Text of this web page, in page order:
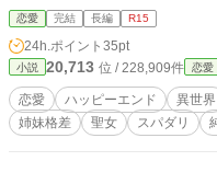
フォン・ピースレイヤーの元に嫁がされてしまう。
ったが、それは幸せという言葉を
変える、そして世界の運命をも揺
これは、一人の少女が生まれた意
り、とある幸せな夫婦の物語である。 ※この作品は「小説家になろう
ヨム」様にも短編という形で掲載
恋愛 完結 長編 R15
24h.ポイント 35pt
小説 20,713 位 / 228,909件 恋愛
恋愛 ハッピーエンド 異世界
姉妹格差
聖女 スパダリ